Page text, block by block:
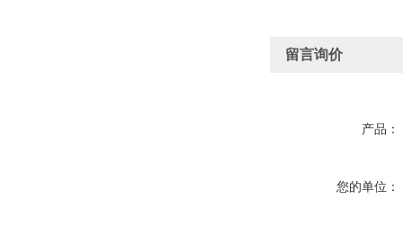
留言询价
产品：
您的单位：